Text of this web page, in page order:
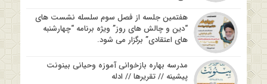
هفتمین جلسه از فصل سوم سلسله نشست های
“دین و چالش های روز” ویژه برنامه “چهارشنبه
های اعتقادی” برگزار می شود.
مدرسه بهاره بازخوانی آموزه وحیانی بینونت
پیشینه // تقریرها // ادله